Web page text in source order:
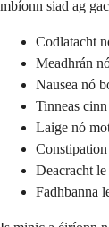
mbíonn siad ag
Codlatacht
Meadhrán
Nausea nó
Tinneas cinn
Laige nó
Constipation
Deacracht
Fadhbanna